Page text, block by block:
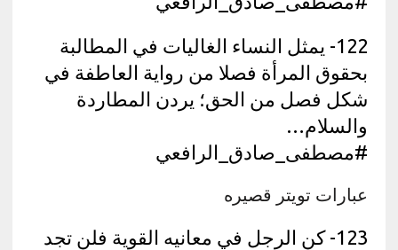
122- يمثل النساء الغاليات في المطالبة
بحقوق المرأة فصلا من رواية العاطفة في
شكل فصل من الحق؛ يردن المطاردة
والسلام…
#مصطفى_صادق_الرافعي
عبارات تويتر قصيره
123- كن الرجل في معانيه القوية فلن تجد